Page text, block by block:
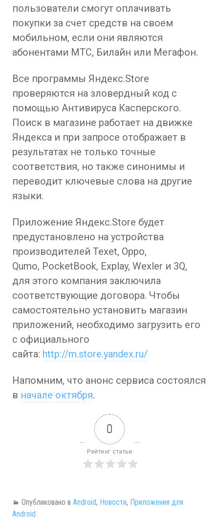
пользователи смогут оплачивать
покупки за счет средств на своем
мобильном, если они являются
абонентами МТС, Билайн или Мегафон.
Все программы Яндекс.Store
проверяются на зловердный код с
помощью Антивируса Касперского.
Поиск в магазине работает на движке
Яндекса и при запросе отображает в
результатах не только точные
соответствия, но также синонимы и
переводит ключевые слова на другие
языки.
Приложение Яндекс.Store будет
предустановлено на устройства
производителей Texet, Oppo,
Qumo, PocketBook, Explay, Wexler и 3Q,
для этого компания заключила
соответствующие договора. Чтобы
самостоятельно установить магазин
приложений, необходимо загрузить его
с официального
сайта: http://m.store.yandex.ru/
Напомним, что анонс сервиса состоялся
в начале октября.
0
Рейтинг статьи
Опубликовано в Android, Новости, Приложения для
Android